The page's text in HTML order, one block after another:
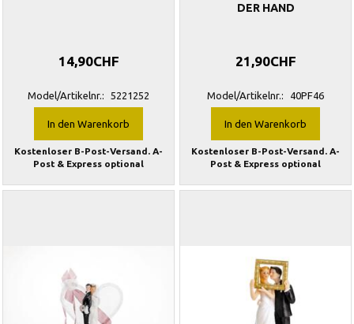
14,90CHF
Model/Artikelnr.: 5221252
In den Warenkorb
Kostenloser B-Post-Versand. A-
Post & Express optional
DER HAND
21,90CHF
Model/Artikelnr.: 40PF46
In den Warenkorb
Kostenloser B-Post-Versand. A-
Post & Express optional